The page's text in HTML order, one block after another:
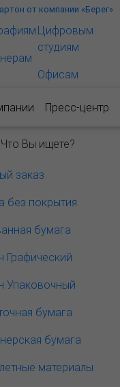
от компании «Берег»
Цифровым
студиям
Офисам
Пресс-центр
Что Вы ищете?
заказ
без покрытия
бумага
Графический
Упаковочный
бумага
бумага
материалы